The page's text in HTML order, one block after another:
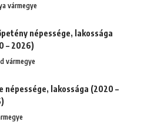
vármegye
népessége, lakossága
– 2026)
vármegye
népessége, lakossága (2020 –